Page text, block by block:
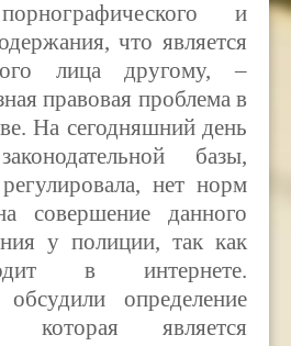
и
что является
лица другому, –
правовая проблема в
На сегодняшний день
базы,
нет норм
совершение данного
у полиции, так как
в интернете.
определение
которая является